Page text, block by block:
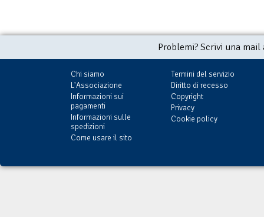
Problemi? Scrivi una
Chi siamo
L'Associazione
Informazioni sui
pagamenti
Informazioni sulle
spedizioni
Come usare il sito
Termini del servizio
Diritto di recesso
Copyright
Privacy
Cookie policy